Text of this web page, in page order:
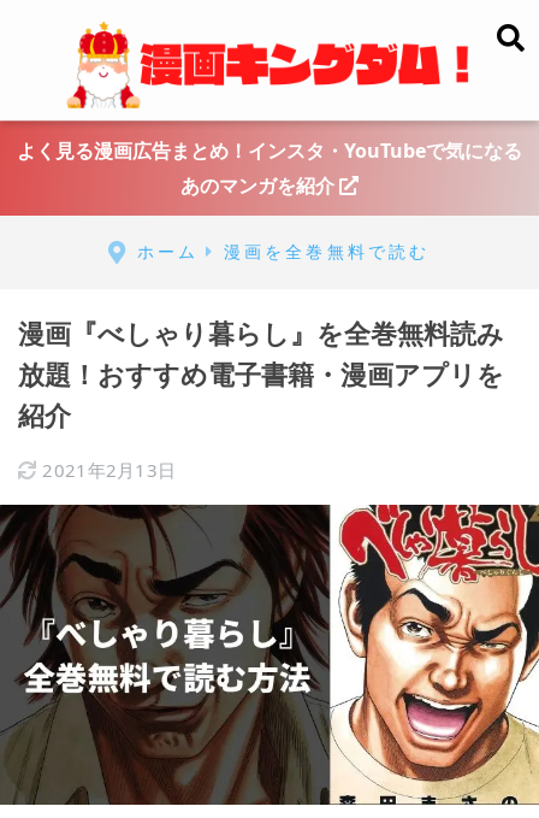
よく見る漫画広告まとめ！インスタ・YouTubeで気になる
あのマンガを紹介
ホーム 漫画を全巻無料で読む
漫画『べしゃり暮らし』を全巻無料読み
放題！おすすめ電子書籍・漫画アプリを
紹介
2021年2月13日